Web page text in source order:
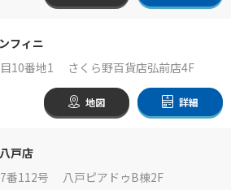
フィニ
10番地1 さくら野百貨店弘前店4F
地図 詳細
戸店
番112号 八戸ピアドゥB棟2F